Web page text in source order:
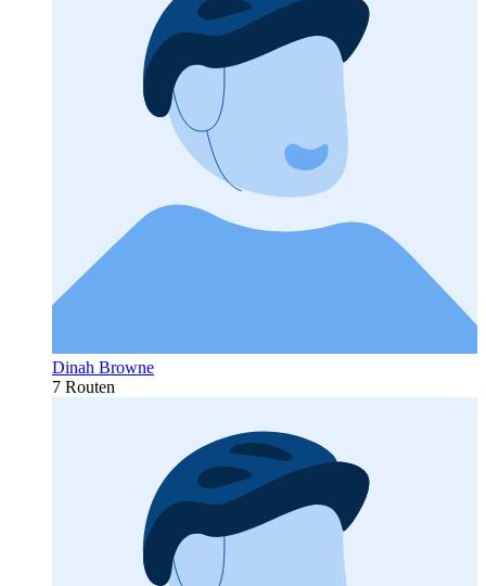
Dinah Browne
7 Routen